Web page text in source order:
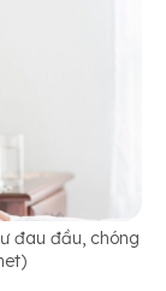
đau đầu, chóng